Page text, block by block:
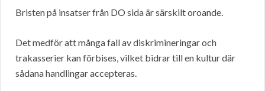
Bristen på insatser från DO sida är särskilt oroande.
Det medför att många fall av diskrimineringar och
trakasserier kan förbises, vilket bidrar till en kultur där
sådana handlingar accepteras.